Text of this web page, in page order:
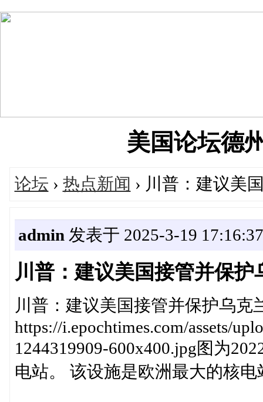
美国论坛德
论坛 › 热点新闻 › 川普：建议美
admin 发表于 2025-3-19 17:16:37
川普：建议美国接管并保
川普：建议美国接管并保护乌克
https://i.epochtimes.com/assets/
1244319909-600x400.jpg图为
电站。 该设施是欧洲最大的核